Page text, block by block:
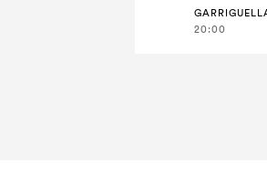
20:00